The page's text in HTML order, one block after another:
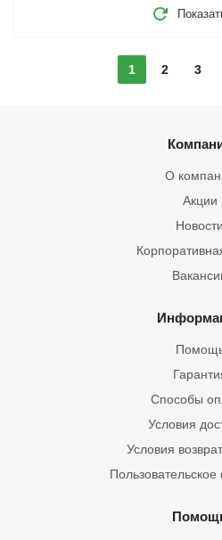
1 2 3
О
Акции
Новости
Способы
Условия
Условия